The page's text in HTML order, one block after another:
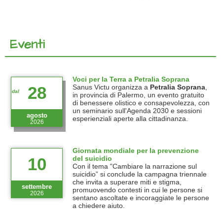
Eventi
28
agosto
2026
Voci per la Terra a Petralia Soprana
Sanus Victu organizza a Petralia Soprana
in provincia di Palermo, un evento gratuito
di benessere olistico e consapevolezza, con
un seminario sull'Agenda 2030 e sessioni
esperienziali aperte alla cittadinanza.
10
settembre
2026
Giornata mondiale per la prevenzione
del suicidio
Con il tema "Cambiare la narrazione sul
suicidio” si conclude la campagna triennale
che invita a superare miti e stigma,
promuovendo contesti in cui le persone si
sentano ascoltate e incoraggiate le persone
a chiedere aiuto.